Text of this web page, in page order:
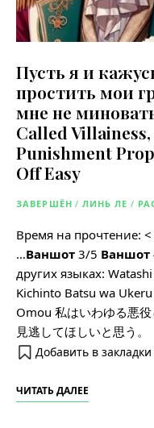
Пусть я и
простить мои
мне не
Called
Punishment
Off Easy
ЗАВЕРШЁН / ЛИНЬ ЛЕ /
Время на прочтение: <
…Ваншот 3/5 Ваншот
других языках:
Kichinto Batsu wa
Omou 私はいわゆる悪
見逃してほしいと思う
Добавить в закладки
ЧИТАТЬ ДАЛЕЕ